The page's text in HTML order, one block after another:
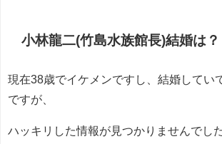
小林龍二(竹島水族館長)結婚は？
現在38歳でイケメンですし、結婚してい
ですが、
ハッキリした情報が見つかりませんでし